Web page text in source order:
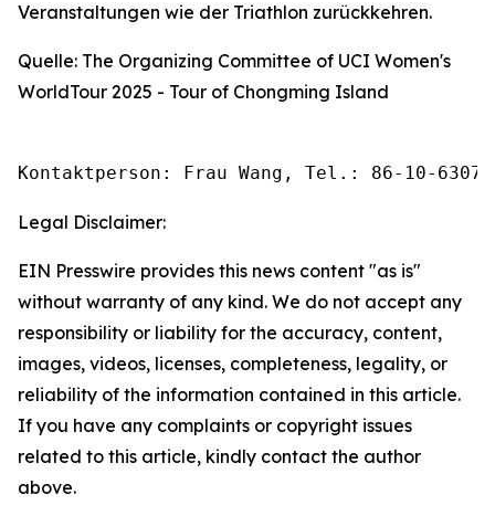
Veranstaltungen wie der Triathlon zurückkehren.
Quelle: The Organizing Committee of UCI Women's
WorldTour 2025 - Tour of Chongming Island
Kontaktperson: Frau Wang, Tel.: 86-10-
Legal Disclaimer:
EIN Presswire provides this news content "as is"
without warranty of any kind. We do not accept any
responsibility or liability for the accuracy, content,
images, videos, licenses, completeness, legality, or
reliability of the information contained in this article.
If you have any complaints or copyright issues
related to this article, kindly contact the author
above.